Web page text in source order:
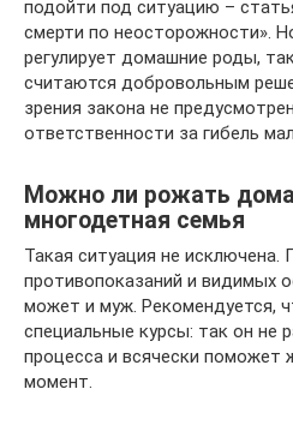
подойти под ситуацию –
смерти по неосторожности».
регулирует домашние роды,
считаются добровольным
зрения закона не
ответственности за гибель
Можно ли рожать
многодетная семья
Такая ситуация не исключена.
противопоказаний и видимых
может и муж. Рекомендуется,
специальные курсы: так он не
процесса и всячески поможет
момент.